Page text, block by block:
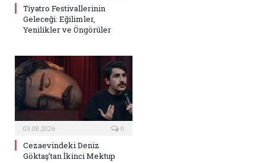
Tiyatro Festivallerinin
Geleceği: Eğilimler,
Yenilikler ve Öngörüler
03.08.2026 0
Cezaevindeki Deniz
Göktaş’tan İkinci Mektup